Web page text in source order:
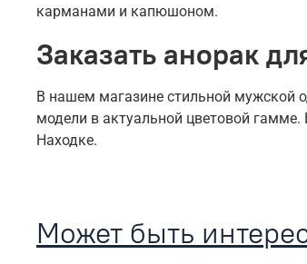
карманами и капюшоном.
Заказать анорак
В нашем магазине стильной мужской
модели в актуальной цветовой
Находке.
Может быть